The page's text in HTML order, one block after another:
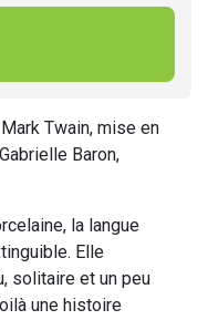
Twain, mise en
Gabrielle Baron,
la langue
Elle
solitaire et un peu
une histoire